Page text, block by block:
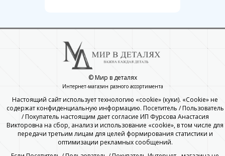
© Мир в деталях
Интернет-магазин разного ассортимента
Настоящий сайт использует технологию «cookie» (куки). «Cookie» не
содержат конфиденциальную информацию. Посетитель / Пользователь
/ Покупатель настоящим дает согласие ИП Фурсова Анастасия
Викторовна на сбор, анализ и использование «cookie», в том числе для
передачи третьим лицам для целей формирования статистики и
оптимизации рекламных сообщений.